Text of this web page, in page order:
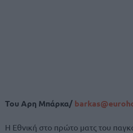
Toυ Aρη Μπάρκα/
Η Εθνική στο πρώτο ματς του